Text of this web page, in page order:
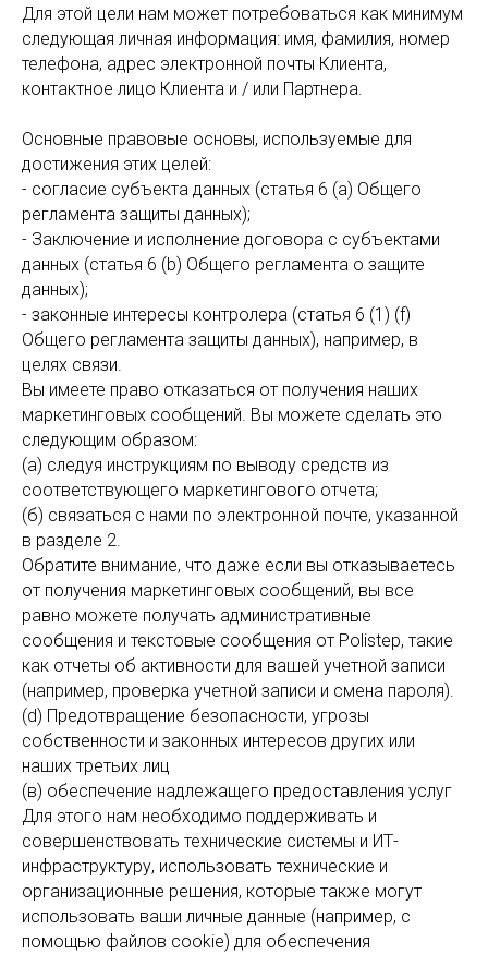
Для этой цели нам может потребоваться как минимум
следующая личная информация: имя, фамилия, номер
телефона, адрес электронной почты Клиента,
контактное лицо Клиента и / или Партнера.
Основные правовые основы, используемые для
достижения этих целей:
- согласие субъекта данных (статья 6 (а) Общего
регламента защиты данных);
- Заключение и исполнение договора с субъектами
данных (статья 6 (b) Общего регламента о защите
данных);
- законные интересы контролера (статья 6 (1) (f)
Общего регламента защиты данных), например, в
целях связи.
Вы имеете право отказаться от получения наших
маркетинговых сообщений. Вы можете сделать это
следующим образом:
(а) следуя инструкциям по выводу средств из
соответствующего маркетингового отчета;
(б) связаться с нами по электронной почте, указанной
в разделе 2.
Обратите внимание, что даже если вы отказываетесь
от получения маркетинговых сообщений, вы все
равно можете получать административные
сообщения и текстовые сообщения от Polistep, такие
как отчеты об активности для вашей учетной записи
(например, проверка учетной записи и смена пароля).
(d) Предотвращение безопасности, угрозы
собственности и законных интересов других или
наших третьих лиц
(в) обеспечение надлежащего предоставления услуг
Для этого нам необходимо поддерживать и
совершенствовать технические системы и ИТ-
инфраструктуру, использовать технические и
организационные решения, которые также могут
использовать ваши личные данные (например, с
помощью файлов cookie) для обеспечения